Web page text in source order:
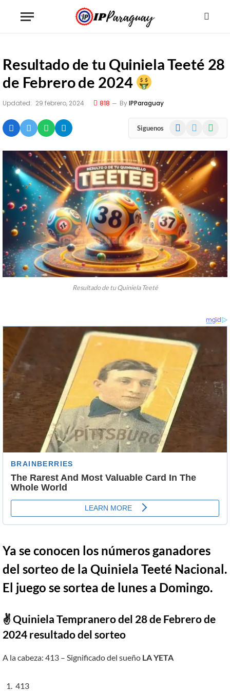
Resultado de tu Quiniela Teeté 28
de Febrero de 2024
Updated: 29 febrero, 2024 818 ByIPParaguay
Siguenos Facebook
Resultado de tu Quiniela Teeté
Ya se conocen los números ganadores
del sorteo de la Quiniela Teeté Nacional.
El juego se sortea de lunes a Domingo.
✌ Quiniela Tempranero del 28 de Febrero de
2024 resultado del sorteo
A la cabeza: 413 – Significado del sueño LA YETA
413